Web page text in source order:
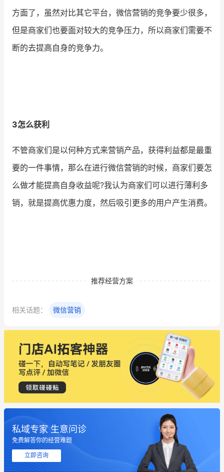
方面了，虽然对比其它平台，微信营销的竞争要少很多，
但是商家们也要面对较大的竞争压力，所以商家们需要不
断的去提高自身的竞争力。
3怎么获利
不管商家们是以何种方式来营销产品，获得利益都是最重
要的一件事情，那么在进行微信营销的时候，商家们要怎
么做才能提高自身收益呢?我认为商家们可以进行薄利多
销，就是提高优惠力度，然后吸引更多的用户产生消费。
推荐经营方案
相关话题： 微信营销
私域专家 生意问诊
免费解答你的经营难题
立即咨询